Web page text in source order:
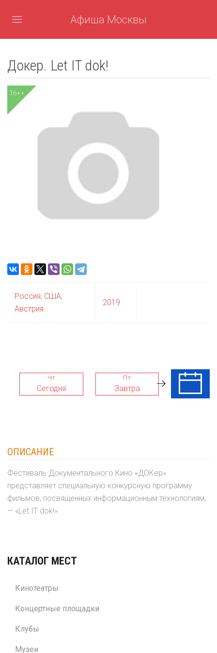
Афиша Москвы
Докер. Let IT dok!
16++
Россия, США,
Австрия
2019
Чт
Сегодня
Пт
Завтра
Сб
ОПИСАНИЕ
Фестиваль Документального Кино «ДОКер»
представляет специальную конкурсную программу
фильмов, посвященных информационным технологиям,
— «Let IT dok!».
КАТАЛОГ МЕСТ
Кинотеатры
Концертные площадки
Клубы
Музеи